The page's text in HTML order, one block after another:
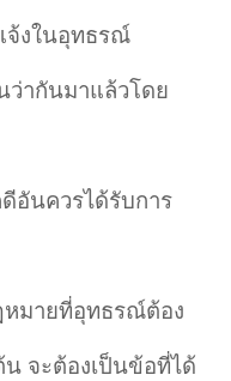
จ้งในอุทธรณ์
ว่ากันมาแล้วโดย
อันควรได้รับการ
หมายที่อุทธรณ์ต้อง
จะต้องเป็นข้อที่ได้